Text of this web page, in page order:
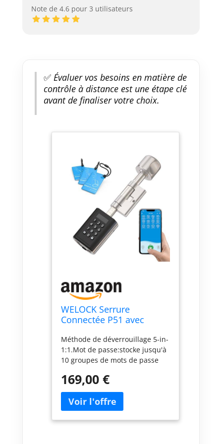
Note de 4.6 pour 3 utilisateurs
✅Évaluer vos besoins en matière de
contrôle à distance est une étape clé
avant de finaliser votre choix.
WELOCK Serrure
Connectée P51 avec
APP
Méthode de déverrouillage 5-in-
1:1.Mot de passe:stocke jusqu'à
10 groupes de mots de passe
administrateur);Mot de passe
temporaire:L'app welock offre
des mots de passe
temporaires,envoie des
messages portable de l'invité et
169,00 €